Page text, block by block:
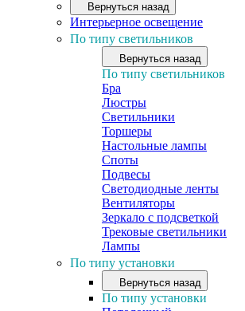
Вернуться назад
Интерьерное освещение
По типу светильников
Вернуться назад
По типу светильников
Бра
Люстры
Светильники
Торшеры
Настольные лампы
Споты
Подвесы
Светодиодные ленты
Вентиляторы
Зеркало с подсветкой
Трековые светильники
Лампы
По типу установки
Вернуться назад
По типу установки